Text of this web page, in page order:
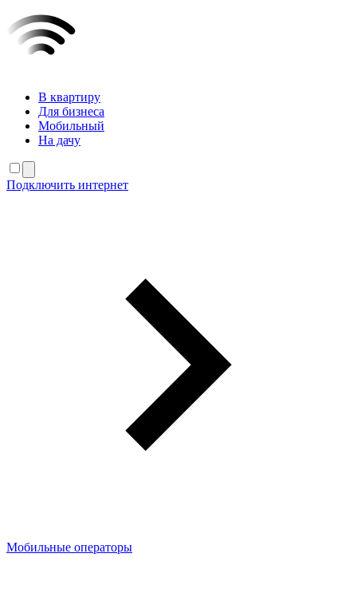
В квартиру
Для бизнеса
Мобильный
На дачу
Подключить интернет
Мобильные операторы